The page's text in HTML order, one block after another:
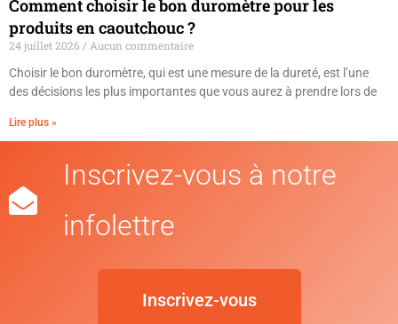
Comment choisir le bon duromètre pour les
produits en caoutchouc ?
24 juillet 2026
Aucun commentaire
Choisir le bon duromètre, qui est une mesure de la dureté, est l’une
des décisions les plus importantes que vous aurez à prendre lors de
Lire plus »
Inscrivez-vous à notre
infolettre
Inscrivez-vous